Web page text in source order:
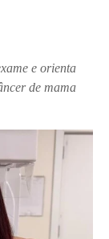
e orienta
de mama